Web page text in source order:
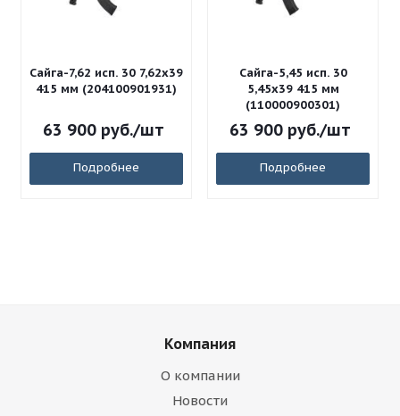
Сайга-7,62 исп. 30 7,62x39
415 мм (204100901931)
63 900руб./шт
Подробнее
Сайга-5,45 исп. 30
5,45x39 415 мм
(110000900301)
63 900руб./шт
Подробнее
Компания
О компании
Новости